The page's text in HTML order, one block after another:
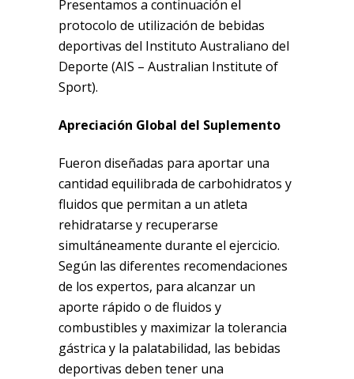
Presentamos a continuación el
protocolo de utilización de bebidas
deportivas del Instituto Australiano del
Deporte (AIS – Australian Institute of
Sport).
Apreciación Global del Suplemento
Fueron diseñadas para aportar una
cantidad equilibrada de carbohidratos y
fluidos que permitan a un atleta
rehidratarse y recuperarse
simultáneamente durante el ejercicio.
Según las diferentes recomendaciones
de los expertos, para alcanzar un
aporte rápido o de fluidos y
combustibles y maximizar la tolerancia
gástrica y la palatabilidad, las bebidas
deportivas deben tener una